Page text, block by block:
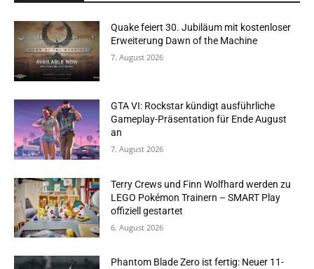
Quake feiert 30. Jubiläum mit kostenloser
Erweiterung Dawn of the Machine
7. August 2026
GTA VI: Rockstar kündigt ausführliche
Gameplay-Präsentation für Ende August
an
7. August 2026
Terry Crews und Finn Wolfhard werden zu
LEGO Pokémon Trainern – SMART Play
offiziell gestartet
6. August 2026
Phantom Blade Zero ist fertig: Neuer 11-